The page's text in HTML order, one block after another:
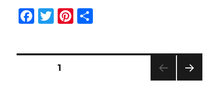
F
T
te
Pi
Paginazione
PAGINA1